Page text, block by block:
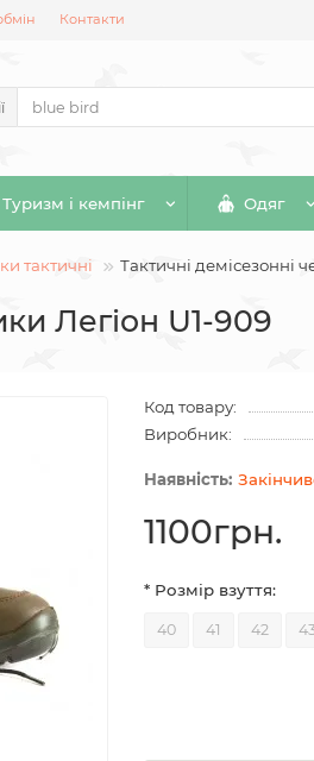
Контакти
Туризм і кемпінг Одяг
тактичні Тактичні демісезонні
Легіон U1-909
Код товару:
Виробник:
1100грн.
* Розмір взуття:
40 41 42